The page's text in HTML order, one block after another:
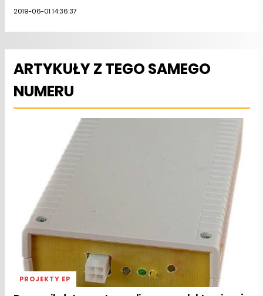
2019-06-01 14:36:37
ARTYKUŁY Z TEGO SAMEGO
NUMERU
PROJEKTY EP